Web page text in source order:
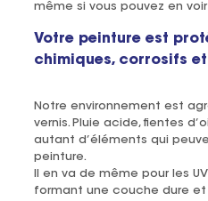
même si vous pouvez en
Votre peinture est
chimiques, corrosifs
Notre environnement est
vernis. Pluie acide, fientes
autant d’éléments qui
peinture.
Il en va de même pour les
formant une couche dure